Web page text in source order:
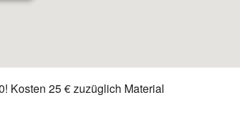
Kosten 25 € zuzüglich Material